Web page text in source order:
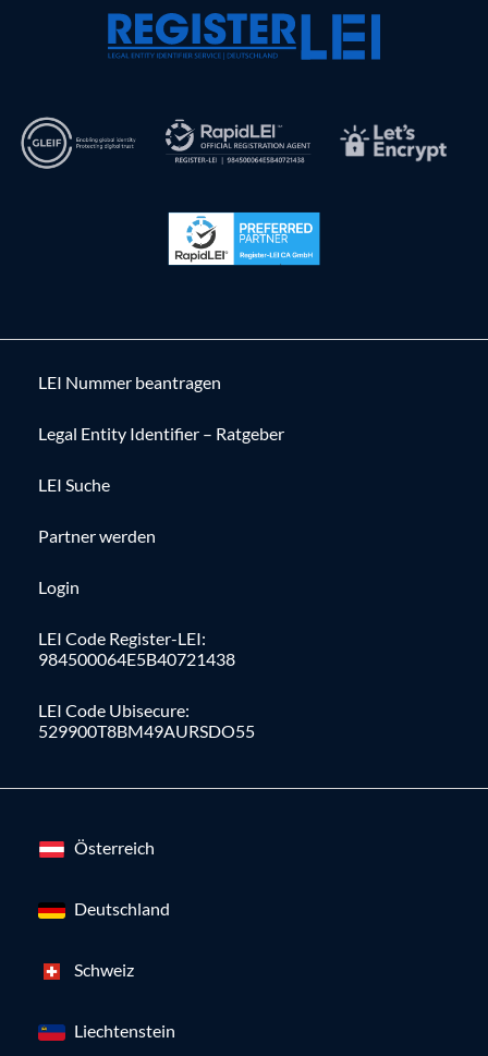
LEI Nummer beantragen
Legal Entity Identifier – Ratgeber
LEI Suche
Partner werden
Login
LEI Code Register-LEI:
984500064E5B40721438
LEI Code Ubisecure:
529900T8BM49AURSDO55
Österreich
Deutschland
Schweiz
Liechtenstein